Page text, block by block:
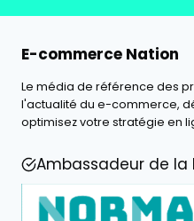
E-commerce Nation
Le média de référence des
l'actualité du e-commerce,
optimisez votre stratégie en
Ambassadeur de la